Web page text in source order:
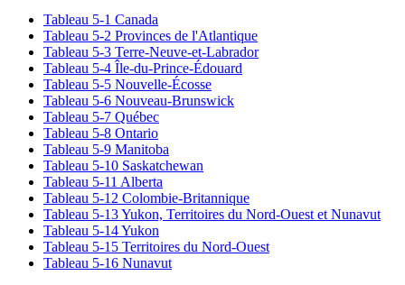
Tableau 5-1 Canada
Tableau 5-2 Provinces de l'Atlantique
Tableau 5-3 Terre-Neuve-et-Labrador
Tableau 5-4 Île-du-Prince-Édouard
Tableau 5-5 Nouvelle-Écosse
Tableau 5-6 Nouveau-Brunswick
Tableau 5-7 Québec
Tableau 5-8 Ontario
Tableau 5-9 Manitoba
Tableau 5-10 Saskatchewan
Tableau 5-11 Alberta
Tableau 5-12 Colombie-Britannique
Tableau 5-13 Yukon, Territoires du Nord-Ouest et Nunavut
Tableau 5-14 Yukon
Tableau 5-15 Territoires du Nord-Ouest
Tableau 5-16 Nunavut